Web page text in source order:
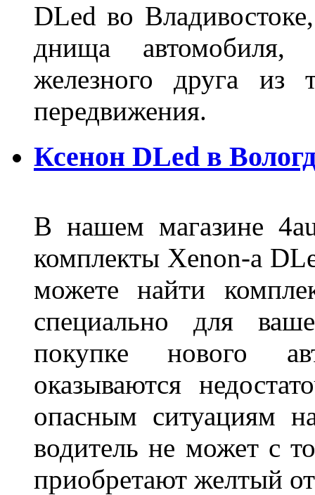
DLed во
днища
железного друга из
передвижения.
Ксенон DLed в
В нашем магазине
комплекты Xenon-а
можете найти
специально для
покупке нового
оказываются
опасным ситуациям
водитель не может с
приобретают желтый